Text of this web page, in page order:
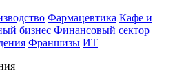
Фармацевтика Кафе и
бизнес Финансовый сектор
Франшизы ИТ